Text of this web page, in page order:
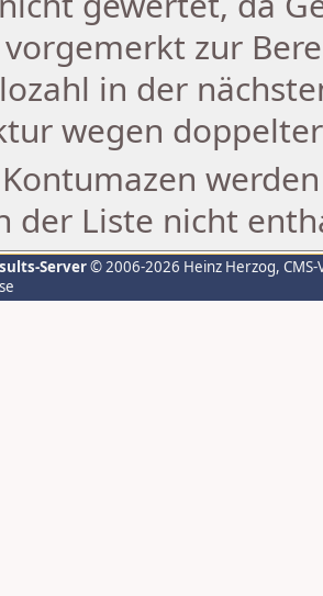
vorgemerkt zur
in der
wegen
Kontumazen
der Liste nicht
Server© 2006-2026 Heinz Herzog,